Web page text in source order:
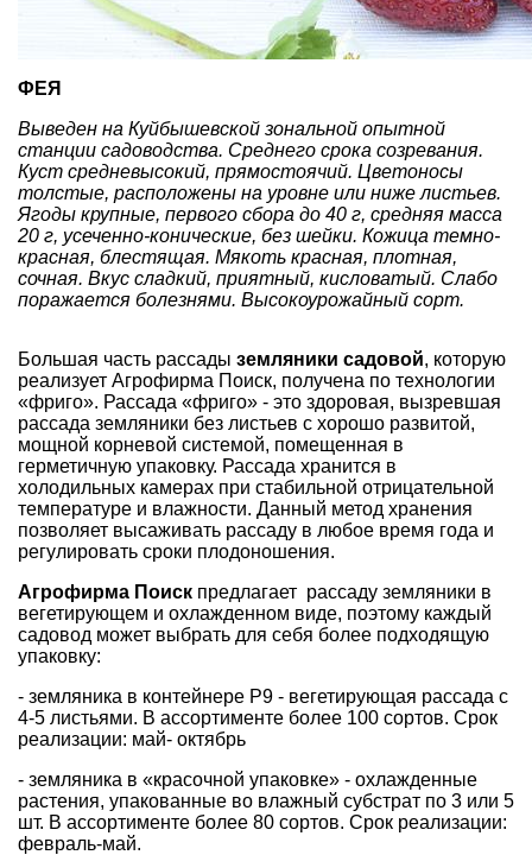
ФЕЯ
Выведен на Куйбышевской зональной опытной
станции садоводства. Среднего срока созревания.
Куст средневысокий, прямостоячий. Цветоносы
толстые, расположены на уровне или ниже листьев.
Ягоды крупные, первого сбора до 40 г, средняя масса
20 г, усеченно-конические, без шейки. Кожица темно-
красная, блестящая. Мякоть красная, плотная,
сочная. Вкус сладкий, приятный, кисловатый. Слабо
поражается болезнями. Высокоурожайный сорт.
Большая часть рассады земляники садовой, которую
реализует Агрофирма Поиск, получена по технологии
«фриго». Рассада «фриго» - это здоровая, вызревшая
рассада земляники без листьев с хорошо развитой,
мощной корневой системой, помещенная в
герметичную упаковку. Рассада хранится в
холодильных камерах при стабильной отрицательной
температуре и влажности. Данный метод хранения
позволяет высаживать рассаду в любое время года и
регулировать сроки плодоношения.
Агрофирма Поиск предлагает рассаду земляники в
вегетирующем и охлажденном виде, поэтому каждый
садовод может выбрать для себя более подходящую
упаковку:
- земляника в контейнере Р9 - вегетирующая рассада с
4-5 листьями. В ассортименте более 100 сортов. Срок
реализации: май- октябрь
- земляника в «красочной упаковке» - охлажденные
растения, упакованные во влажный субстрат по 3 или 5
шт. В ассортименте более 80 сортов. Срок реализации:
февраль-май.